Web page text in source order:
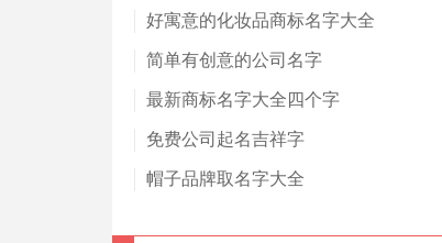
好寓意的化妆品商标名字大全
简单有创意的公司名字
最新商标名字大全四个字
免费公司起名吉祥字
帽子品牌取名字大全